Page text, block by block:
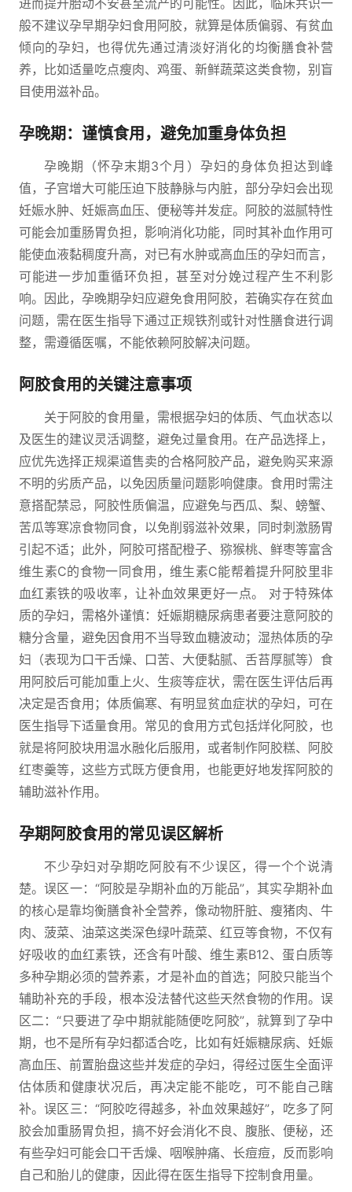
进而提升胎动不安甚至流产的可能性。因此，临床共识一
般不建议孕早期孕妇食用阿胶，就算是体质偏弱、有贫血
倾向的孕妇，也得优先通过清淡好消化的均衡膳食补营
养，比如适量吃点瘦肉、鸡蛋、新鲜蔬菜这类食物，别盲
目使用滋补品。
孕晚期：谨慎食用，避免加重身体负担
孕晚期（怀孕末期3个月）孕妇的身体负担达到峰
值，子宫增大可能压迫下肢静脉与内脏，部分孕妇会出现
妊娠水肿、妊娠高血压、便秘等并发症。阿胶的滋腻特性
可能会加重肠胃负担，影响消化功能，同时其补血作用可
能使血液黏稠度升高，对已有水肿或高血压的孕妇而言，
可能进一步加重循环负担，甚至对分娩过程产生不利影
响。因此，孕晚期孕妇应避免食用阿胶，若确实存在贫血
问题，需在医生指导下通过正规铁剂或针对性膳食进行调
整，需遵循医嘱，不能依赖阿胶解决问题。
阿胶食用的关键注意事项
关于阿胶的食用量，需根据孕妇的体质、气血状态以
及医生的建议灵活调整，避免过量食用。在产品选择上，
应优先选择正规渠道售卖的合格阿胶产品，避免购买来源
不明的劣质产品，以免因质量问题影响健康。食用时需注
意搭配禁忌，阿胶性质偏温，应避免与西瓜、梨、螃蟹、
苦瓜等寒凉食物同食，以免削弱滋补效果，同时刺激肠胃
引起不适；此外，阿胶可搭配橙子、猕猴桃、鲜枣等富含
维生素C的食物一同食用，维生素C能帮着提升阿胶里非
血红素铁的吸收率，让补血效果更好一点。 对于特殊体
质的孕妇，需格外谨慎：妊娠期糖尿病患者要注意阿胶的
糖分含量，避免因食用不当导致血糖波动；湿热体质的孕
妇（表现为口干舌燥、口苦、大便黏腻、舌苔厚腻等）食
用阿胶后可能加重上火、生痰等症状，需在医生评估后再
决定是否食用；体质偏寒、有明显贫血症状的孕妇，可在
医生指导下适量食用。常见的食用方式包括烊化阿胶，也
就是将阿胶块用温水融化后服用，或者制作阿胶糕、阿胶
红枣羹等，这些方式既方便食用，也能更好地发挥阿胶的
辅助滋补作用。
孕期阿胶食用的常见误区解析
不少孕妇对孕期吃阿胶有不少误区，得一个个说清
楚。误区一：“阿胶是孕期补血的万能品”，其实孕期补血
的核心是靠均衡膳食补全营养，像动物肝脏、瘦猪肉、牛
肉、菠菜、油菜这类深色绿叶蔬菜、红豆等食物，不仅有
好吸收的血红素铁，还含有叶酸、维生素B12、蛋白质等
多种孕期必须的营养素，才是补血的首选；阿胶只能当个
辅助补充的手段，根本没法替代这些天然食物的作用。误
区二：“只要进了孕中期就能随便吃阿胶”，就算到了孕中
期，也不是所有孕妇都适合吃，比如有妊娠糖尿病、妊娠
高血压、前置胎盘这些并发症的孕妇，得经过医生全面评
估体质和健康状况后，再决定能不能吃，可不能自己瞎
补。误区三：“阿胶吃得越多，补血效果越好”，吃多了阿
胶会加重肠胃负担，搞不好会消化不良、腹胀、便秘，还
有些孕妇可能会口干舌燥、咽喉肿痛、长痘痘，反而影响
自己和胎儿的健康，因此得在医生指导下控制食用量。